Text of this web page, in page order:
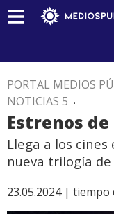
PORTAL MEDIOS
NOTICIAS 5 .
Estrenos
Llega a los
nueva trilogía
23.05.2024 | tiempo